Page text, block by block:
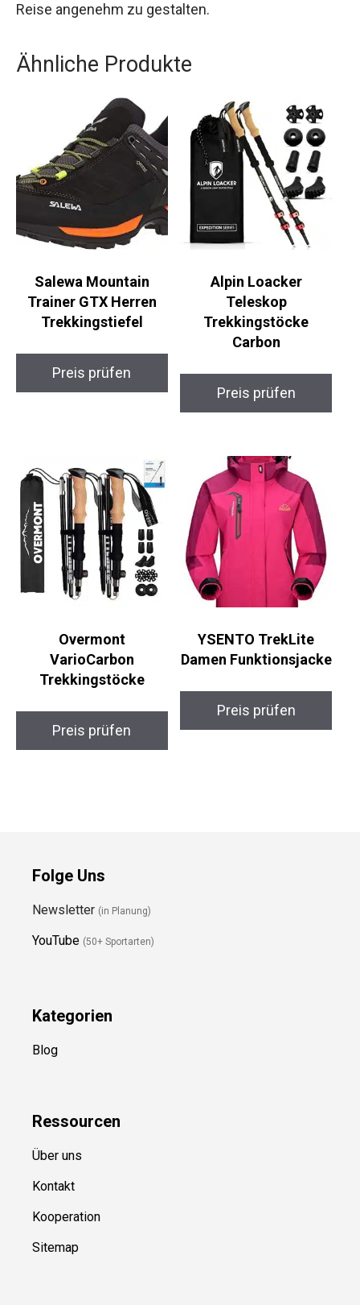
Reise angenehm zu gestalten.
Ähnliche Produkte
Salewa Mountain
Trainer GTX Herren
Trekkingstiefel
Preis prüfen
Alpin Loacker
Teleskop
Trekkingstöcke
Carbon
Preis prüfen
Overmont
VarioCarbon
Trekkingstöcke
Preis prüfen
YSENTO TrekLite
Damen Funktionsjacke
Preis prüfen
Folge Uns
Newsletter (in Planung)
YouTube (50+ Sportarten)
Kategorien
Blog
Ressourcen
Über uns
Kontakt
Kooperation
Sitemap